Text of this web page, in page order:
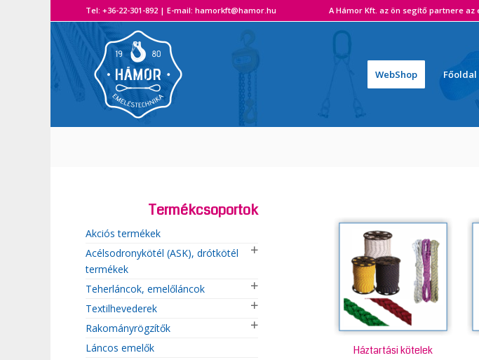
Tel: +36-22-301-892 | E-mail: hamorkft@hamor.hu A Hámor Kft. az ön segítő partnere az
WebShop Főoldal
Háztartási kötelek
Termékcsoportok
Akciós termékek
Acélsodronykötél (ASK), drótkötél
termékek
Teherláncok, emelőláncok
Textilhevederek
Rakományrögzítők
Láncos emelők